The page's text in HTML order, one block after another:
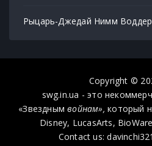
Рыцарь-Джедай Нимм Воддер
Copyright ©
swg.in.ua - это
«Звезднымвойнам», который
Disney, LucasArts,
Contact us: